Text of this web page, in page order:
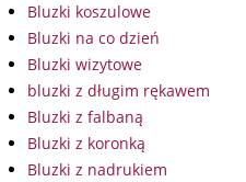
Bluzki koszulowe
Bluzki na co dzień
Bluzki wizytowe
bluzki z długim rękawem
Bluzki z falbaną
Bluzki z koronką
Bluzki z nadrukiem